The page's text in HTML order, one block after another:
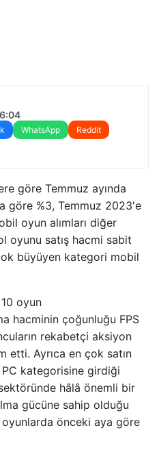
WhatsApp
Reddit
göre Temmuz ayında
göre %3, Temmuz 2023'e
oyun alımları diğer
oyunu satış hacmi sabit
büyüyen kategori mobil
oyun
hacminin çoğunluğu FPS
rekabetçi aksiyon
etti. Ayrıca en çok satın
PC kategorisine girdiği
hâlâ önemli bir
gücüne sahip olduğu
önceki aya göre